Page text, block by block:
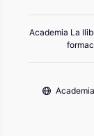
Academia La